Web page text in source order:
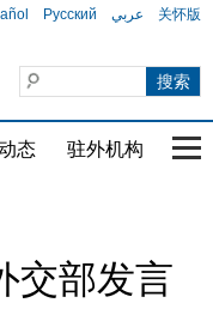
Русский عربي 关怀版
态 驻外机构 国
交部发言